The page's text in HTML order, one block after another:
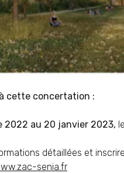
cette concertation :
2022 au 20 janvier 2023,
détaillées et
senia.fr